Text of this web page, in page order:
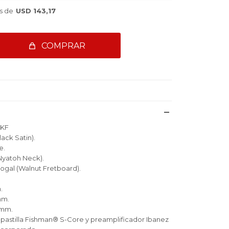
de USD 143,17
COMPRAR
Satin).
Neck).
(Walnut Fretboard).
pastilla Fishman® S-Core y preamplificador Ibanez